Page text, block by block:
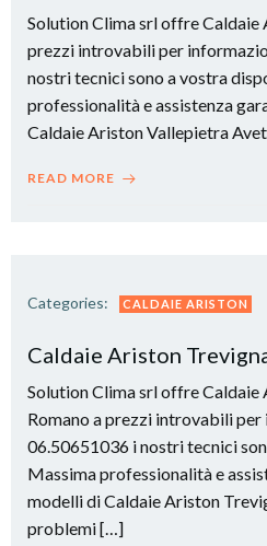
Solution Clima srl offre Caldaie
prezzi introvabili per
nostri tecnici sono a vostra
professionalità e assistenza
Caldaie Ariston Vallepietra
READ MORE
Categories: CALDAIE ARISTON
Caldaie Ariston
Solution Clima srl offre Caldaie
Romano a prezzi introvabili
06.50651036 i nostri tecnici
Massima professionalità e
modelli di Caldaie Ariston
problemi […]